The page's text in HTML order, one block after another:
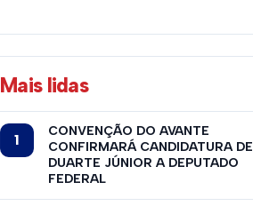
Mais lidas
CONVENÇÃO DO AVANTE
CONFIRMARÁ CANDIDATURA DE
DUARTE JÚNIOR A DEPUTADO
FEDERAL